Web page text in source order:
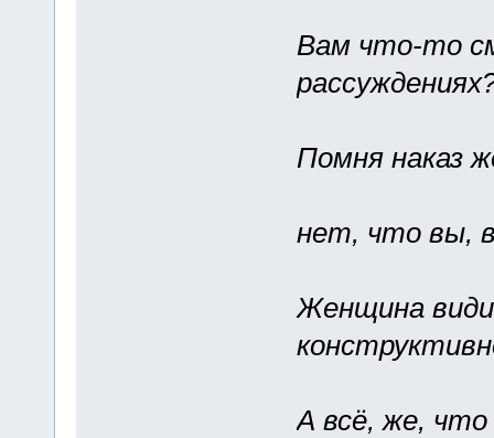
Вам что-то
Помня наказ
нет, что вы,
Женщина
А всё, же, что